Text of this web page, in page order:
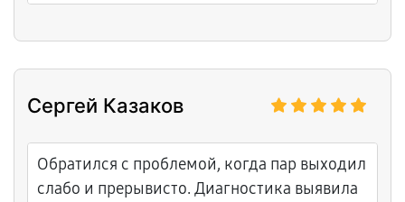
Сергей Казаков
Обратился с проблемой, когда пар выходил
слабо и прерывисто. Диагностика выявила